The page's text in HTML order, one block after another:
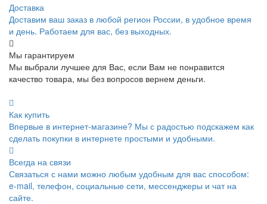
Доставка
Доставим ваш заказ в любой регион России, в удобное время
и день. Работаем для вас, без выходных.
Мы гарантируем
Мы выбрали лучшее для Вас, если Вам не понравится
качество товара, мы без вопросов вернем деньги.
Как купить
Впервые в интернет-магазине? Мы с радостью подскажем как
сделать покупки в интернете простыми и удобными.
Всегда на связи
Связаться с нами можно любым удобным для вас способом:
e-mail, телефон, социальные сети, мессенджеры и чат на
сайте.